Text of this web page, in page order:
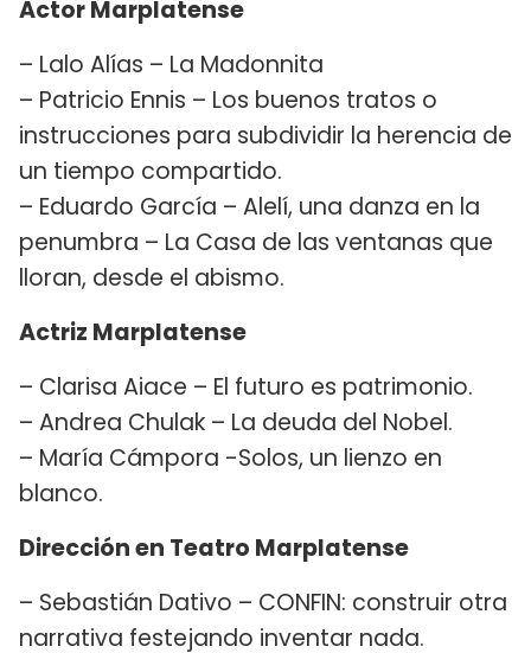
Actor Marplatense
– Lalo Alías – La Madonnita
– Patricio Ennis – Los buenos tratos o
instrucciones para subdividir la herencia de
un tiempo compartido.
– Eduardo García – Alelí, una danza en la
penumbra – La Casa de las ventanas que
lloran, desde el abismo.
Actriz Marplatense
– Clarisa Aiace – El futuro es patrimonio.
– Andrea Chulak – La deuda del Nobel.
– María Cámpora -Solos, un lienzo en
blanco.
Dirección en Teatro Marplatense
– Sebastián Dativo – CONFIN: construir otra
narrativa festejando inventar nada.